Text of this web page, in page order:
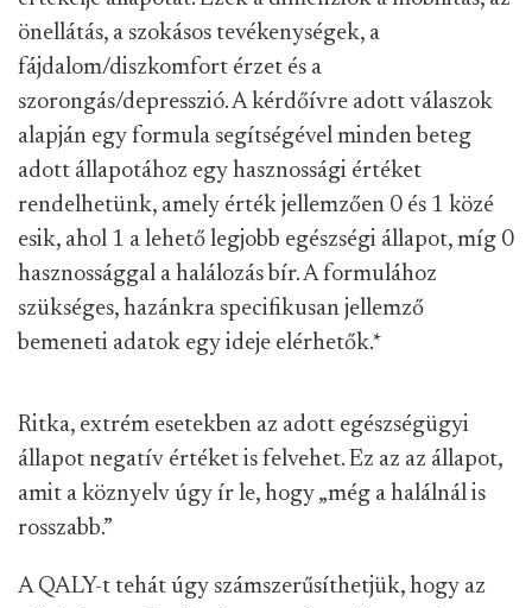
önellátás, a szokásos tevékenységek, a
fájdalom/diszkomfort érzet és a
szorongás/depresszió. A kérdőívre adott válaszok
alapján egy formula segítségével minden beteg
adott állapotához egy hasznossági értéket
rendelhetünk, amely érték jellemzően 0 és 1 közé
esik, ahol 1 a lehető legjobb egészségi állapot, míg 0
hasznossággal a halálozás bír. A formulához
szükséges, hazánkra specifikusan jellemző
bemeneti adatok egy ideje elérhetők.*
Ritka, extrém esetekben az adott egészségügyi
állapot negatív értéket is felvehet. Ez az az állapot,
amit a köznyelv úgy ír le, hogy „még a halálnál is
rosszabb.”
A QALY-t tehát úgy számszerűsíthetjük, hogy az